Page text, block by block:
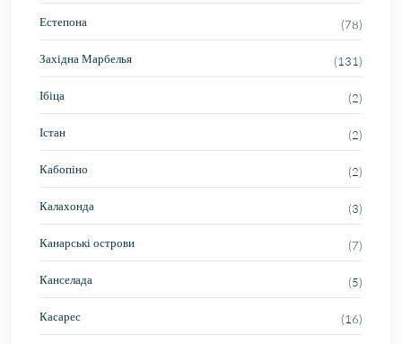
Естепона (78)
Західна Марбелья (131)
Ібіца (2)
Істан (2)
Кабопіно (2)
Калахонда (3)
Канарські острови (7)
Канселада (5)
Касарес (16)